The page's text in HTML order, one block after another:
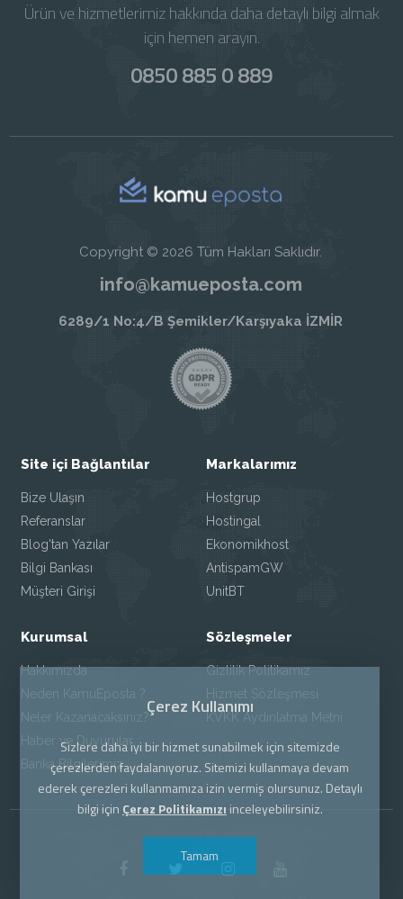
Ürün ve hizmetlerimiz hakkında daha detaylı bilgi almak
için hemen arayın.
0850 885 0 889
Copyright © 2026 Tüm Hakları Saklıdır.
info@kamueposta.com
6289/1 No:4/B Şemikler/Karşıyaka İZMİR
Site içi Bağlantılar
Bize Ulaşın
Referanslar
Blog'tan Yazılar
Bilgi Bankası
Müşteri Girişi
Markalarımız
Hostgrup
Hostingal
Ekonomikhost
AntispamGW
UnitBT
Kurumsal
Hakkımızda
Neden KamuEposta ?
Neler Kazanacaksınız?
Haber ve Duyurular
Banka Bilgilerimiz
Sözleşmeler
Gizlilik Politikamız
Hizmet Sözleşmesi
KVKK Aydınlatma Metni
Çerez Kullanımı
Sizlere daha iyi bir hizmet sunabilmek için sitemizde
çerezlerden faydalanıyoruz. Sitemizi kullanmaya devam
ederek çerezleri kullanmamıza izin vermiş olursunuz. Detaylı
bilgi için Çerez Politikamızı inceleyebilirsiniz.
Tamam